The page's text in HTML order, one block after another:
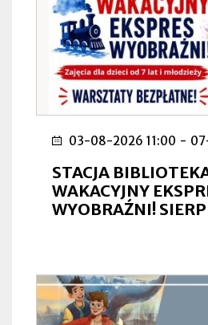
03-08-2026 11:00 -
STACJA
WAKACYJNY
WYOBRAŹNI!